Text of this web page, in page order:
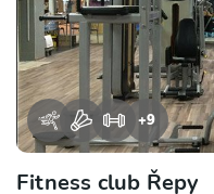
+9
Fitness club Řepy